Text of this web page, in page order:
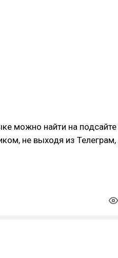
можно найти на подсайте
не выходя из Телеграм,